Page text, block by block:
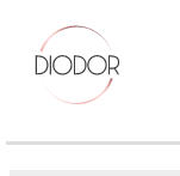
contenido